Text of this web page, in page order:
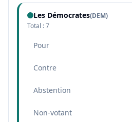
Les Démocrates(DEM)
Total :7
Pour
Contre
Abstention
Non-votant